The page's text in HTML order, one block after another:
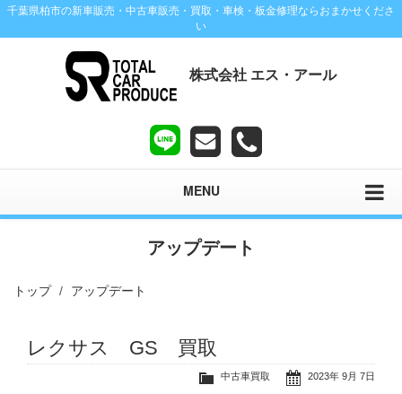
千葉県柏市の新車販売・中古車販売・買取・車検・板金修理ならおまかせくださ
い
株式会社 エス・アール
MENU
アップデート
トップ アップデート
レクサス GS 買取
2023年 9月 7日
中古車買取